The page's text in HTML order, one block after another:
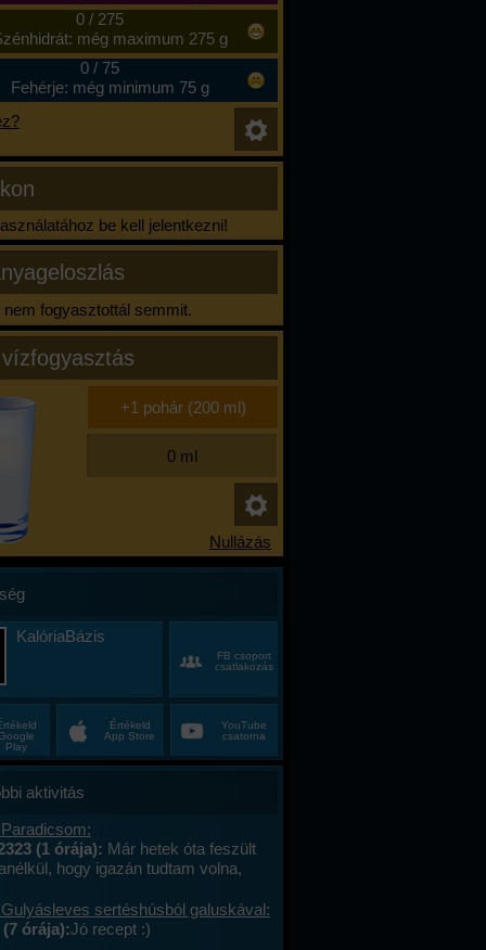
0/ 275
még maximum 275 g
0/ 75
Fehérje: még minimum 75 g
be kell jelentkezni!
nem fogyasztottál semmit.
KalóriaBázis
FB csoport
csatlakozás
Play
Értékeld
App Store
YouTube
csatorna
aktivitás
(1 órája): Már hetek óta feszült
hogy igazán tudtam volna,
éveim közepén egyszer csak
minden, ami régen izgalmas
sertéshúsból galuskával:
órája):Jó recept :)